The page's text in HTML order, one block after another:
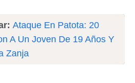
Ataque En Patota: 20
A Un Joven De 19 Años Y
Zanja